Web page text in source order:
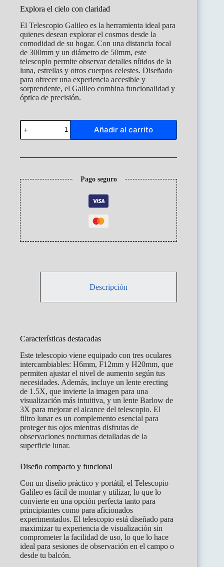
Explora el cielo con claridad
El Telescopio Galileo es la herramienta ideal para
quienes desean explorar el cosmos desde la
comodidad de su hogar. Con una distancia focal
de 300mm y un diámetro de 50mm, este
telescopio permite observar detalles nítidos de la
luna, estrellas y otros cuerpos celestes. Diseñado
para ofrecer una experiencia accesible y
sorprendente, el Galileo combina funcionalidad y
óptica de precisión.
Telescopio
Galileo
Cod30070
Añadir al carrito
Pago seguro
Descripción
Características destacadas
Este telescopio viene equipado con tres oculares
intercambiables: H6mm, F12mm y H20mm, que
permiten ajustar el nivel de aumento según tus
necesidades. Además, incluye un lente erecting
de 1.5X, que invierte la imagen para una
visualización más intuitiva, y un lente Barlow de
3X para mejorar el alcance del telescopio. El
filtro lunar es un complemento esencial para
proteger tus ojos mientras disfrutas de
observaciones nocturnas detalladas de la
superficie lunar.
Diseño compacto y funcional
Con un diseño práctico y portátil, el Telescopio
Galileo es fácil de montar y utilizar, lo que lo
convierte en una opción perfecta tanto para
principiantes como para aficionados
experimentados. El telescopio está diseñado para
maximizar tu experiencia de visualización sin
comprometer la facilidad de uso, lo que lo hace
ideal para sesiones de observación en el campo o
desde tu balcón.